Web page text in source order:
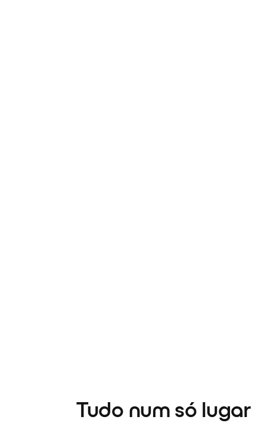
Tudo num só lugar